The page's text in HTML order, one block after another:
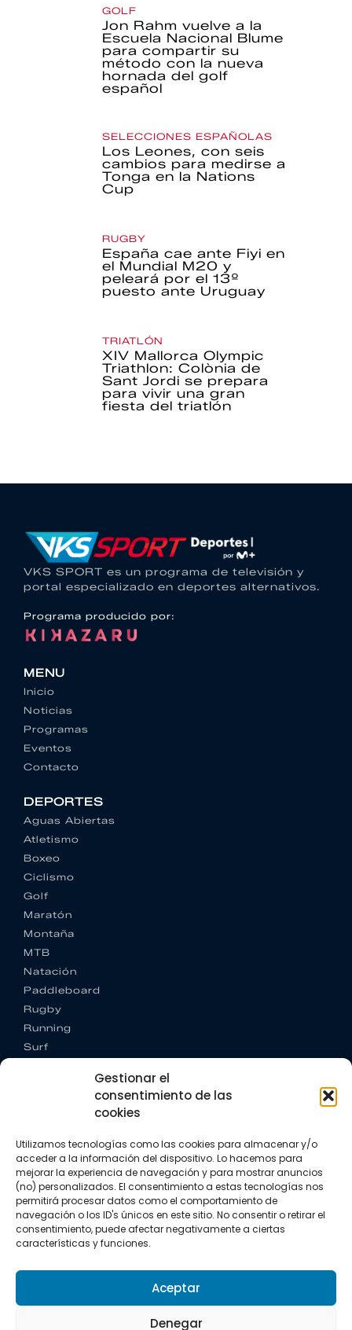
Gestionar el
consentimiento de las
cookies
Utilizamos tecnologías como las cookies para almacenar y/o
acceder a la información del dispositivo. Lo hacemos para
mejorar la experiencia de navegación y para mostrar anuncios
(no) personalizados. El consentimiento a estas tecnologías nos
permitirá procesar datos como el comportamiento de
navegación o los ID's únicos en este sitio. No consentir o retirar el
consentimiento, puede afectar negativamente a ciertas
características y funciones.
Aceptar
Denegar
GOLF
Jon Rahm vuelve a la
Escuela Nacional Blume
para compartir su
método con la nueva
hornada del golf
español
SELECCIONES ESPAÑOLAS
Los Leones, con seis
cambios para medirse a
Tonga en la Nations
Cup
RUGBY
España cae ante Fiyi en
el Mundial M20 y
peleará por el 13º
puesto ante Uruguay
TRIATLÓN
XIV Mallorca Olympic
Triathlon: Colònia de
Sant Jordi se prepara
para vivir una gran
fiesta del triatlón
VKS SPORT es un programa de televisión y
portal especializado en deportes alternativos.
Programa producido por:
MENU
Inicio
Noticias
Programas
Eventos
Contacto
DEPORTES
Aguas Abiertas
Atletismo
Boxeo
Ciclismo
Golf
Maratón
Montaña
MTB
Natación
Paddleboard
Rugby
Running
Surf
CONTACTO
+34 662 342 177
info@vkssport.com
SÍGUENOS
Política de privacidad
Política de cookies